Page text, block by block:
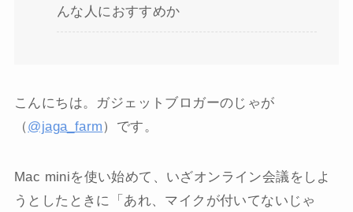
んな人におすすめか
こんにちは。ガジェットブロガーのじゃが
（@jaga_farm）です。
Mac miniを使い始めて、いざオンライン会議をしよ
うとしたときに「あれ、マイクが付いてないじゃ